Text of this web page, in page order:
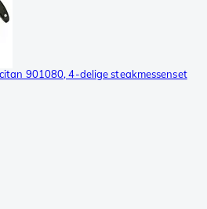
901080, 4-delige steakmessenset